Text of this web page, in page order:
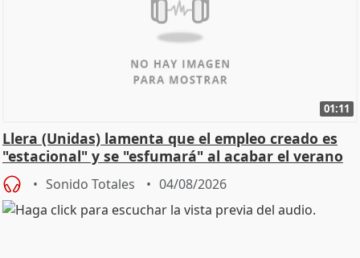
01:11
Llera (Unidas) lamenta que el empleo creado es
"estacional" y se "esfumará" al acabar el verano
Sonido Totales 04/08/2026